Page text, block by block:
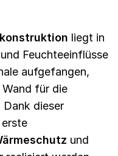
liegt in
Feuchteeinflüsse
aufgefangen,
für die
dieser
und